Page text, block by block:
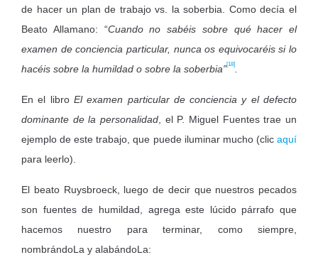
de hacer un plan de trabajo vs. la soberbia. Como decía el
Beato Allamano: “Cuando no sabéis sobre qué hacer el
examen de conciencia particular, nunca os equivocaréis si lo
hacéis sobre la humildad o sobre la soberbia”[18]
En el libro El examen particular de conciencia y el defecto
dominante de la personalidad , el P. Miguel Fuentes trae un
ejemplo de este trabajo, que puede iluminar mucho (clic aquí
para leerlo).
El beato Ruysbroeck, luego de decir que nuestros pecados
son fuentes de humildad, agrega este lúcido párrafo que
hacemos nuestro para terminar, como siempre,
nombrándoLa y alabándoLa: